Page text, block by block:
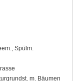
Spülm.
m. Bäumen